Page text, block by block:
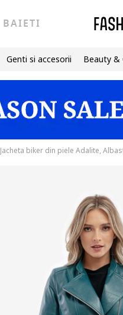
BAIETI
Genti si accesorii Beauty &
Jacheta biker din piele Adalite,